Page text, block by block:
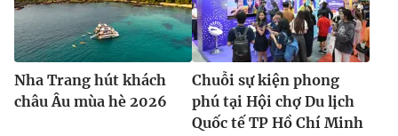
Nha Trang hút khách
châu Âu mùa hè 2026
Chuỗi sự kiện phong
phú tại Hội chợ Du lịch
Quốc tế TP Hồ Chí Minh